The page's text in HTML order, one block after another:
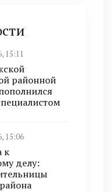
15:11
районной
15:06
к
делу: